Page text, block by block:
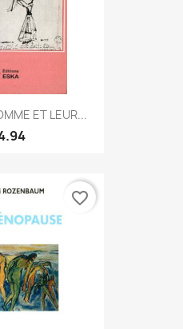
ET LEUR...
favorite_border